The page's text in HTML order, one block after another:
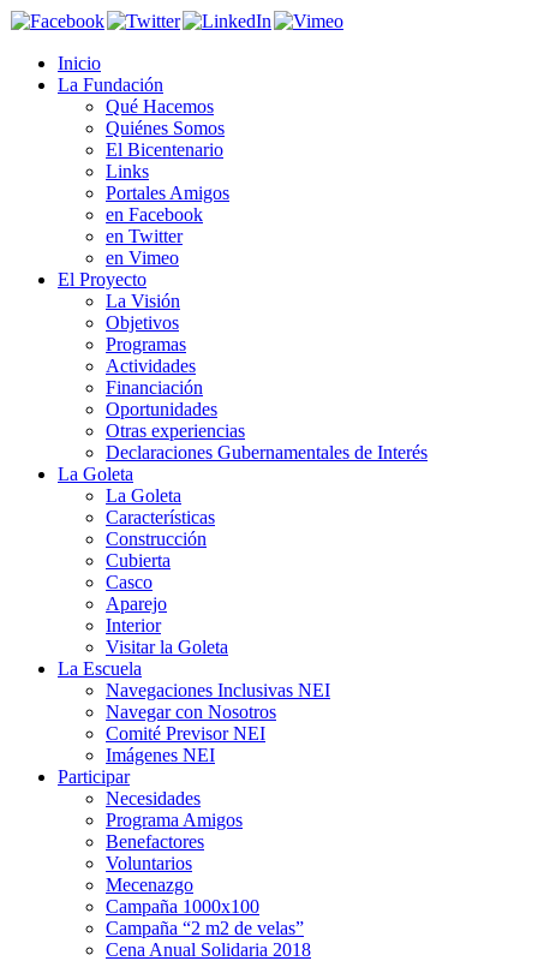
Inicio
La Fundación
Qué Hacemos
Quiénes Somos
El Bicentenario
Links
Portales Amigos
en Facebook
en Twitter
en Vimeo
El Proyecto
La Visión
Objetivos
Programas
Actividades
Financiación
Oportunidades
Otras experiencias
Declaraciones Gubernamentales de Interés
La Goleta
La Goleta
Características
Construcción
Cubierta
Casco
Aparejo
Interior
Visitar la Goleta
La Escuela
Navegaciones Inclusivas NEI
Navegar con Nosotros
Comité Previsor NEI
Imágenes NEI
Participar
Necesidades
Programa Amigos
Benefactores
Voluntarios
Mecenazgo
Campaña 1000x100
Campaña “2 m2 de velas”
Cena Anual Solidaria 2018